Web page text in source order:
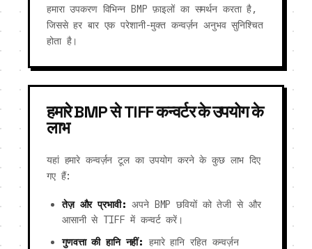
हमारा उपकरण विभिन्न BMP फ़ाइलों का समर्थन करता है,
जिससे हर बार एक परेशानी-मुक्त कन्वर्ज़न अनुभव सुनिश्चित
होता है।
हमारे BMP से TIFF कन्वर्टर के उपयोग के
लाभ
यहां हमारे कन्वर्ज़न टूल का उपयोग करने के कुछ लाभ दिए
गए हैं:
तेज़ और प्रभावी: अपने BMP छवियों को तेजी से और
आसानी से TIFF में कन्वर्ट करें।
गुणवत्ता की हानि नहीं: हमारे हानि रहित कन्वर्ज़न